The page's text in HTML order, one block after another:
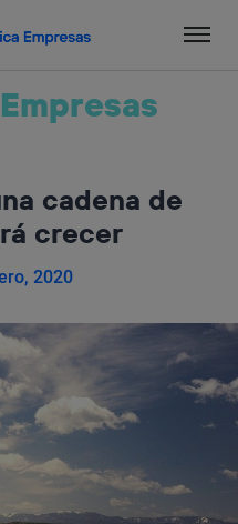
Empresas
cadena de
crecer
2020